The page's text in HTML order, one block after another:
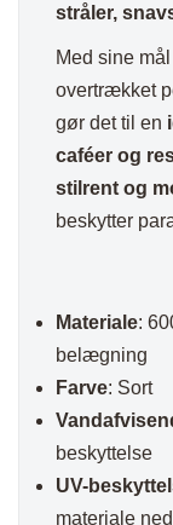
stråler,
Med sine
overtrækket
gør det til en
caféer og
stilrent og
beskytter
Materiale:
belægning
Farve: Sort
beskyttelse
UV-
materiale